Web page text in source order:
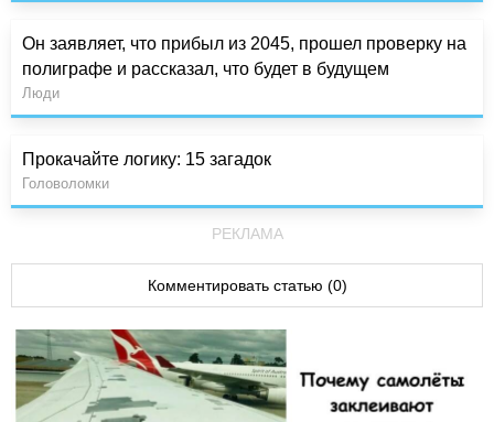
Он заявляет, что прибыл из 2045, прошел проверку на
полиграфе и рассказал, что будет в будущем
Люди
Прокачайте логику: 15 загадок
Головоломки
РЕКЛАМА
Комментировать статью (0)